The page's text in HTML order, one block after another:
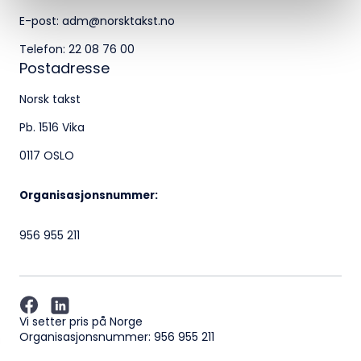
Postadresse:
Pb. 1516 Vika, 0117 OSLO
Organisasjonsnummer:
E-post: adm@norsktakst.no
Telefon: 22 08 76 00
Postadresse
Norsk takst
Pb. 1516 Vika
0117 OSLO
Organisasjonsnummer:
956 955 211
Vi setter pris på Norge
Organisasjonsnummer: 956 955 211